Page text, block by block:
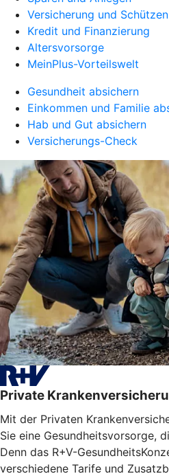
Versicherung und Schützen
Kredit und Finanzierung
Altersvorsorge
MeinPlus-Vorteilswelt
Gesundheit absichern
Einkommen und Familie
Hab und Gut absichern
Versicherungs-Check
Private
Mit der Privaten
Sie eine Gesundheitsvorsorge,
Denn das R+V-
verschiedene Tarife und